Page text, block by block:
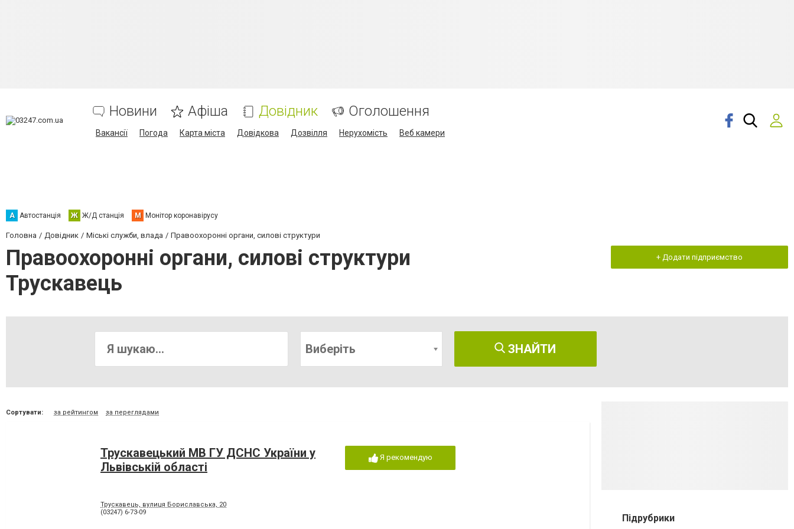
Новини Афіша Довідник Оголошення
Вакансії Погода Карта міста Довідкова Дозвілля Нерухомість Веб камери
А Автостанція Ж Ж/Д станція М Монітор коронавірусу
Головна Довідник Міські служби, влада Правоохоронні органи, силові структури
Правоохоронні органи, силові структури
Трускавець
+ Додати підприємство
Виберіть ЗНАЙТИ
Сортувати: за рейтингом за переглядами
Трускавецький МВ ГУ ДСНС України у
Львівській області
Трускавець, вулиця Бориславська, 20
(03247) 6-73-09
Я рекомендую
Підрубрики